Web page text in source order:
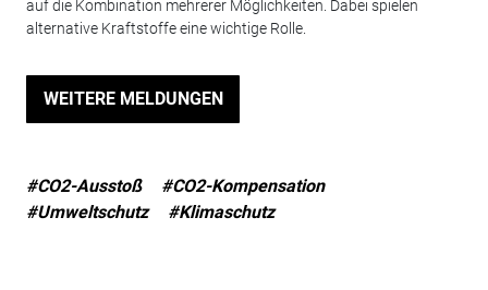
auf die Kombination mehrerer Möglichkeiten. Dabei spielen
alternative Kraftstoffe eine wichtige Rolle.
WEITERE MELDUNGEN
#CO2-Ausstoß
#CO2-Kompensation
#Umweltschutz
#Klimaschutz